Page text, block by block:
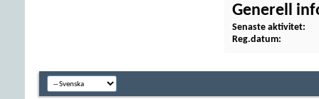
Generell
Senaste aktivitet
Reg.datum